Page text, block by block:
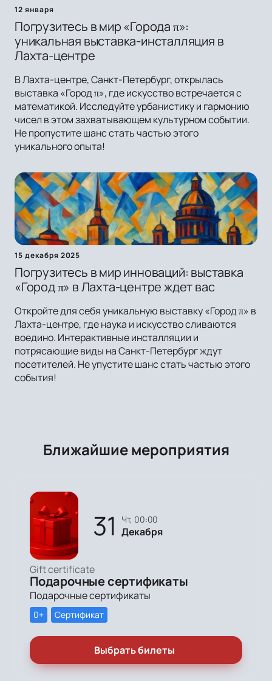
12 января
Погрузитесь в мир «Города π»:
уникальная выставка-инсталляция в
Лахта-центре
В Лахта-центре, Санкт-Петербург, открылась
выставка «Город π», где искусство встречается с
математикой. Исследуйте урбанистику и гармонию
чисел в этом захватывающем культурном событии.
Не пропустите шанс стать частью этого
уникального опыта!
15 декабря 2025
Погрузитесь в мир инноваций: выставка
«Город π» в Лахта-центре ждет вас
Откройте для себя уникальную выставку «Город π» в
Лахта-центре, где наука и искусство сливаются
воедино. Интерактивные инсталляции и
потрясающие виды на Санкт-Петербург ждут
посетителей. Не упустите шанс стать частью этого
события!
Ближайшие мероприятия
31 чт, 00:00
Декабря
Gift certificate
Подарочные сертификаты
Подарочные сертификаты
0+ Сертификат
Выбрать билеты